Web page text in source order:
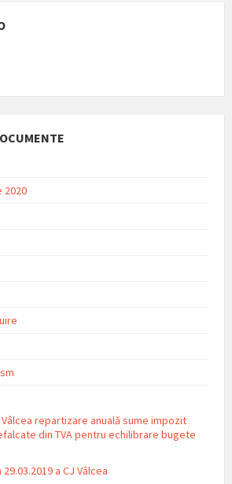
2020
Vâlcea repartizare anuală sume impozit
din TVA pentru echilibrare bugete
a CJ Vâlcea